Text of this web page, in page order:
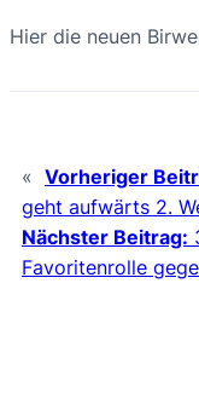
Hier die neuen
« Vorheriger
geht aufwärts 2.
Nächster Beitrag:
Favoritenrolle